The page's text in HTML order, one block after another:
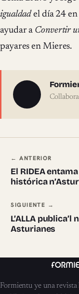
igualdad el día 24 en
ayudar a Convertir
payares en Mieres.
Sobre
← ANTERIOR
El RIDEA
histórica
SIGUIENTE →
L’ALLA
Asturianes
Formientu ye una